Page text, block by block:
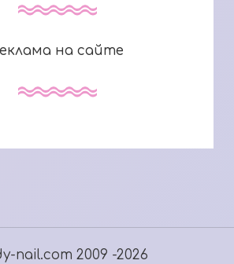
на сайте
nail.com 2009 -2026